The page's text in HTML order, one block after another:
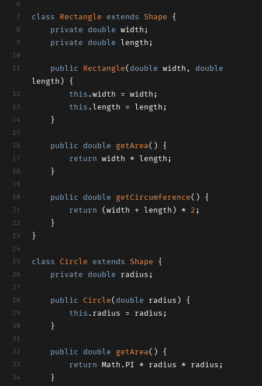
class Rectangle extends Shape
{
private
double width;
private
double length;
public Rectangle(double width, double
length)
{
this .width = width;
this .length = length;
	}
public double getArea()
{
return width * length;
	}
public double getCircumference()
{
return (width + length) * 2 ;
	}
}
class Circle extends Shape
{
private
double radius;
public Circle(double radius)
{
this .radius = radius;
	}
public double getArea()
{
return Math.PI * radius * radius;
	}